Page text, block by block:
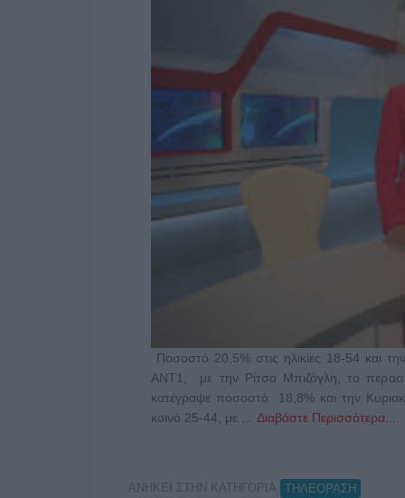
Ποσοστό 20,5% στις ηλικίες 18-54 και
ΑΝΤ1, με την Ρίτσα Μπιζόγλη, το
κατέγραψε ποσοστό 18,8% και την
κοινό 25-44, με … Διαβάστε Περισσότερα...
ΑΝΗΚΕΙ ΣΤΗΝ ΚΑΤΗΓΟΡΙΑ: ΤΗΛΕΟΡΑΣΗ